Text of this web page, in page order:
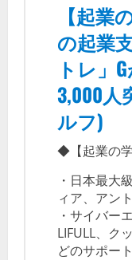
【起業
の起業
トレ」
3,000人
ルフ)
◆【起業の
・日本最大
ィア、アン
・サイバー
LIFULL、ク
どのサポー